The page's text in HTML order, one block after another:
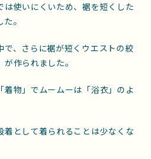
は使いにくいため、裾を短くした
。
で、さらに裾が短くウエストの絞
作られました。
物」でムームーは「浴衣」のよ
として着られることは少なくな